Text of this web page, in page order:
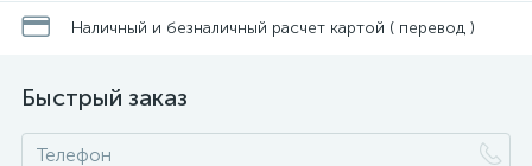
Наличный и безналичный расчет картой ( перевод )
Быстрый заказ